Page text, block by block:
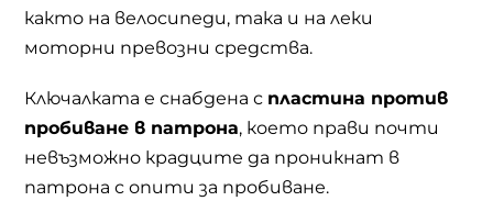
както на велосипеди, така и на леки
моторни превозни средства.
Ключалката е снабдена с пластина против
пробиване в патрона, което прави почти
невъзможно крадците да проникнат в
патрона с опити за пробиване.